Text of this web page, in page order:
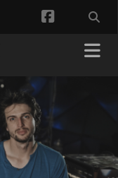
facebook